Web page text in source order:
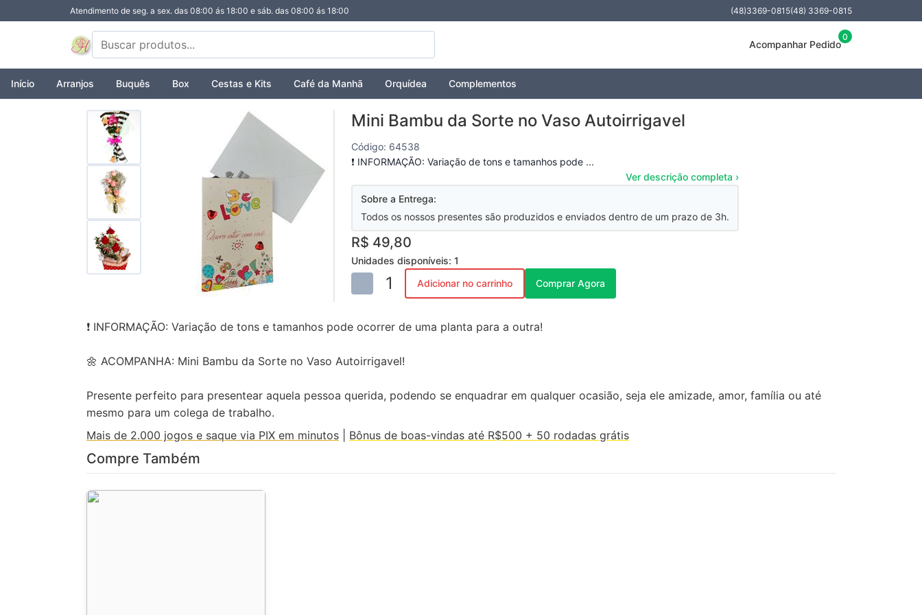
Atendimento de seg. a sex. das 08:00 ás 18:00 e sáb. das 08:00 ás 18:00 (48)3369-0815(48) 3369-0815
Acompanhar Pedido
0
Início Arranjos Buquês Box Cestas e Kits Café da Manhã Orquídea Complementos
Mini Bambu da Sorte no Vaso Autoirrigavel
Código: 64538
❗ INFORMAÇÃO: Variação de tons e tamanhos pode ...
Ver descrição completa ›
Sobre a Entrega:
Todos os nossos presentes são produzidos e enviados dentro de um prazo de 3h.
R$ 49,80
Unidades disponíveis: 1
1 Adicionar no carrinho Comprar Agora
❗ INFORMAÇÃO: Variação de tons e tamanhos pode ocorrer de uma planta para a outra!
🌼 ACOMPANHA: Mini Bambu da Sorte no Vaso Autoirrigavel!
Presente perfeito para presentear aquela pessoa querida, podendo se enquadrar em qualquer ocasião, seja ele amizade, amor, família ou até
mesmo para um colega de trabalho.
Mais de 2.000 jogos e saque via PIX em minutos
Bônus de boas-vindas até R$500 + 50 rodadas grátis
Compre Também